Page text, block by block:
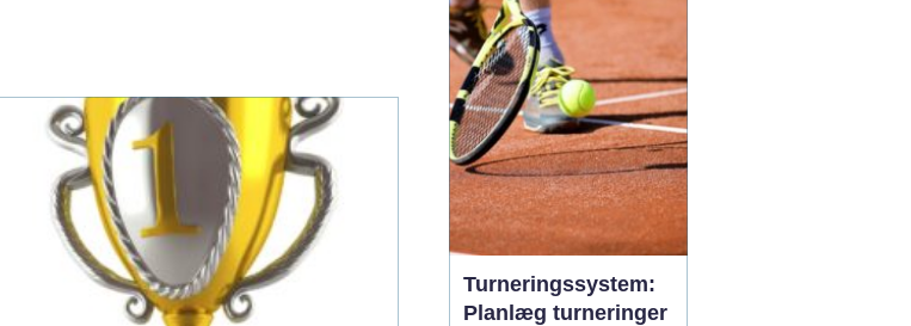
omkring Kolding er der et
stort behov for præmier
til både sportsklubber,
skoler, foreninger ...
Turneringssystem:
Planlæg turneringer